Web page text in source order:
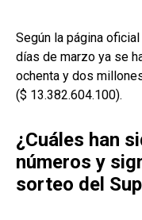
Según la página
días de marzo ya se
ochenta y dos
($ 13.382.604.100).
¿Cuáles han
números y
sorteo del